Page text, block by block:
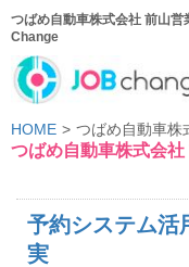
つばめ自動車株式会社 前山
Change
HOME つばめ自動車株
つばめ自動車株式会
予約システム活
実